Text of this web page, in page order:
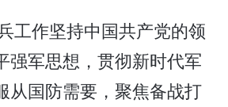
工作坚持中国共产党的领
强军思想，贯彻新时代军
从国防需要，聚焦备战打